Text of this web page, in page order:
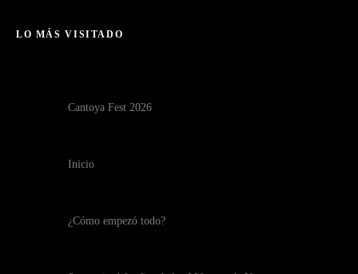
LO MÁS VISITADO
Cantoya Fest 2026
Inicio
¿Cómo empezó todo?